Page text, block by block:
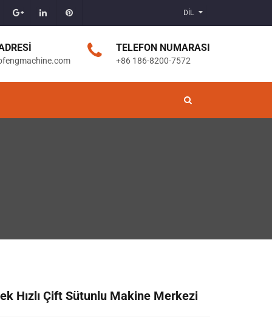
DİL
TELEFON NUMARASI
+86 186-8200-7572
Hızlı Çift Sütunlu Makine Merkezi